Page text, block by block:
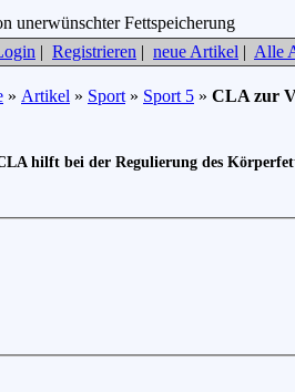
| Registrieren | neue Artikel | Alle
» Artikel » Sport » Sport 5 » CLA zur
hilft bei der Regulierung des